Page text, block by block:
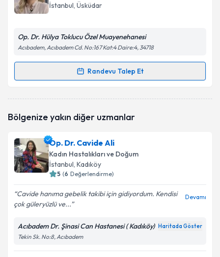
İstanbul, Üsküdar
Op. Dr. Hülya Toklucu Özel Muayenehanesi
Acıbadem, Acıbadem Cd. No:167 Kat:4 Daire:4, 34718
Randevu Talep Et
Randevu Takvimi Talebi
oluşturun. Size bu uzmandan randevu almanız için bir
E-posta Adresiniz
Kişisel verilerimin işlenmesine ilişkinAydınlatma
Metni'ni okudum ve kişisel verilerimin belirtilen
Bölgenize yakın diğer uzmanlar
Op. Dr. Cavide Ali
Kadın Hastalıkları ve Doğum
İstanbul, Kadıköy
5 (6 Değerlendirme)
Cavide hanıma gebelik takibi için gidiyordum. Kendisi
çok güleryüzlü ve...
Devamı
Acıbadem Dr. Şinasi Can Hastanesi ( Kadıköy) Haritada Göster
Tekin Sk. No:8, Acıbadem